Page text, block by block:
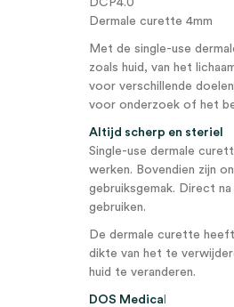
DCP4.0
Dermale curette 4mm
Met de single-use
zoals huid, van het
voor verschillende
voor onderzoek of het
Altijd scherp en steriel
Single-use dermale
werken. Bovendien zijn
gebruiksgemak. Direct
gebruiken.
De dermale curette
dikte van het te
huid te veranderen.
DOS Medica